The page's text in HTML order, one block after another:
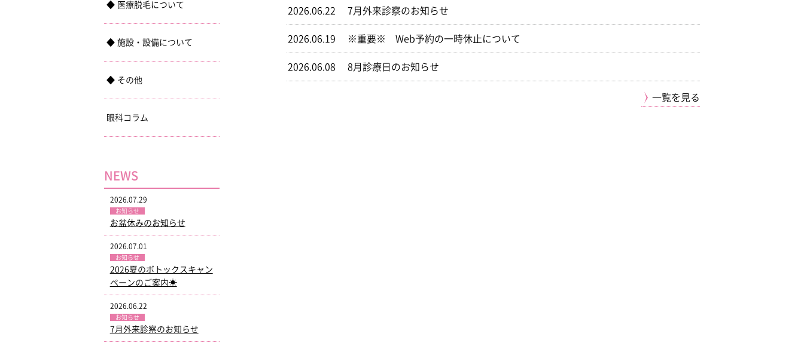
2026.06.22 7月外来診察のお知らせ
2026.06.19 ※重要※ Web予約の一時休止について
2026.06.08 8月診療日のお知らせ
一覧を見る
医療脱毛について
施設・設備について
その他
眼科コラム
NEWS
2026.07.29
お知らせ
お盆休みのお知らせ
2026.07.01
お知らせ
2026夏のボトックスキャン
ペーンのご案内☀
2026.06.22
お知らせ
7月外来診察のお知らせ